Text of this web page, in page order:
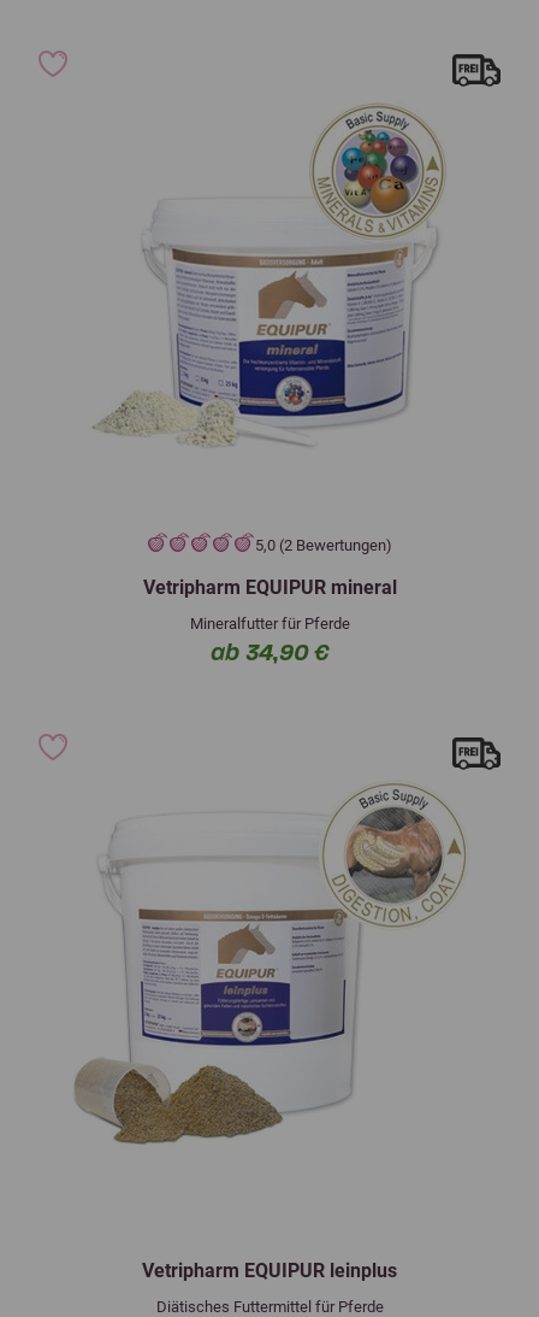
5,0 (2 Bewertungen)
Vetripharm EQUIPUR mineral
Mineralfutter für Pferde
ab 34,90 €
Vetripharm EQUIPUR leinplus
Diätisches Futtermittel für Pferde